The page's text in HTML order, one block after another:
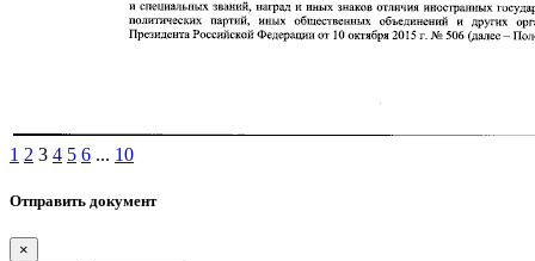
1 2 3 4 5 6 ... 10
Отправить документ
×